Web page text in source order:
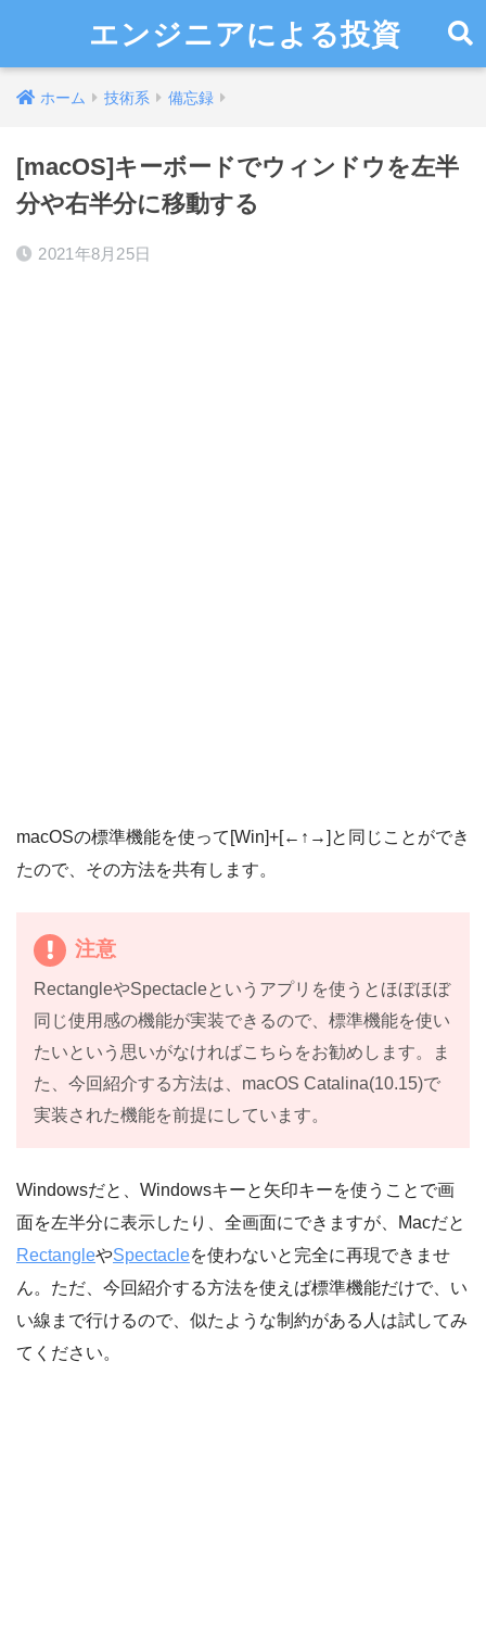
エンジニアによる投資
ホーム 技術系 備忘録
[macOS]キーボードでウィンドウを左半
分や右半分に移動する
2021年8月25日
macOSの標準機能を使って[Win]+[←↑→]と同じことができ
たので、その方法を共有します。
注意
RectangleやSpectacleというアプリを使うとほぼほぼ
同じ使用感の機能が実装できるので、標準機能を使い
たいという思いがなければこちらをお勧めします。ま
た、今回紹介する方法は、macOS Catalina(10.15)で
実装された機能を前提にしています。
Windowsだと、Windowsキーと矢印キーを使うことで画
面を左半分に表示したり、全画面にできますが、Macだと
RectangleやSpectacleを使わないと完全に再現できませ
ん。ただ、今回紹介する方法を使えば標準機能だけで、い
い線まで行けるので、似たような制約がある人は試してみ
てください。